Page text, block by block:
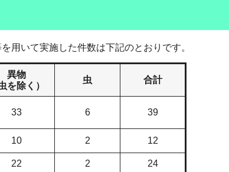
用いて実施した件数は下記のとおりです。
異物
を除く）
虫 合計
33 6 39
10 2 12
22 2 24